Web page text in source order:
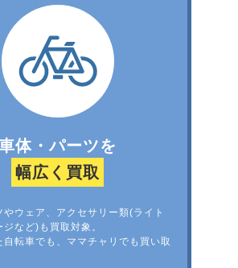
体・パーツを
幅広く買取
やウェア、アクセサリー類(ライト
など)も買取対象。
自転車でも、ママチャリでも買い取